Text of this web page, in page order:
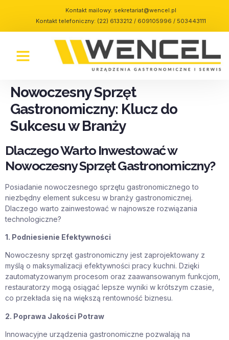
Kontakt mailowy: sekretariat@wencel.pl
Kontakt telefoniczny: (22) 6133212 / 609105996 / 503443111
Nowoczesny Sprzęt
Gastronomiczny: Klucz do
Sukcesu w Branży
Dlaczego Warto Inwestować w
Nowoczesny Sprzęt Gastronomiczny?
Posiadanie nowoczesnego sprzętu gastronomicznego to
niezbędny element sukcesu w branży gastronomicznej.
Dlaczego warto zainwestować w najnowsze rozwiązania
technologiczne?
1. Podniesienie Efektywności
Nowoczesny sprzęt gastronomiczny jest zaprojektowany z
myślą o maksymalizacji efektywności pracy kuchni. Dzięki
zautomatyzowanym procesom oraz zaawansowanym funkcjom,
restauratorzy mogą osiągać lepsze wyniki w krótszym czasie,
co przekłada się na większą rentowność biznesu.
2. Poprawa Jakości Potraw
Innowacyjne urządzenia gastronomiczne pozwalają na